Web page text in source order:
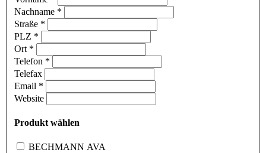
Nachname *
Straße *
PLZ *
Ort *
Telefon *
Telefax
Email *
Website
Produkt wählen
BECHMANN AVA